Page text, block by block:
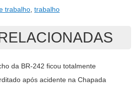
trabalho trabalho
da BR-242 ficou totalmente
após acidente na Chapada